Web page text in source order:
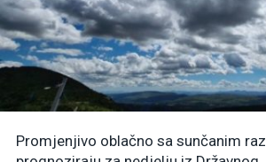
Promjenjivo oblačno sa sunčanim